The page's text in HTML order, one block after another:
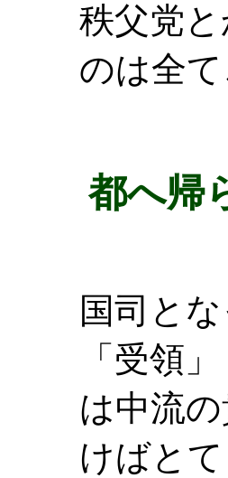
秩父党
のは全
都へ帰
国司と
「受領」
は中流
けばと